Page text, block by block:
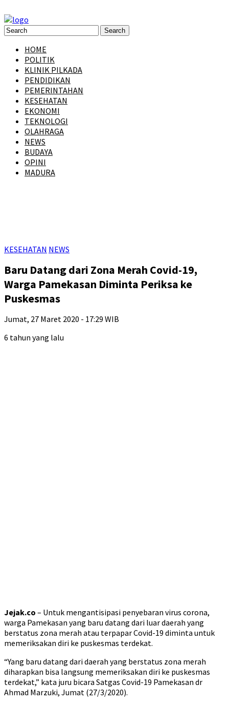
HOME
POLITIK
KLINIK PILKADA
PENDIDIKAN
PEMERINTAHAN
KESEHATAN
EKONOMI
TEKNOLOGI
OLAHRAGA
NEWS
BUDAYA
OPINI
MADURA
KESEHATAN NEWS
Baru Datang dari Zona Merah Covid-19,
Warga Pamekasan Diminta Periksa ke
Puskesmas
Jumat, 27 Maret 2020 - 17:29 WIB
6 tahun yang lalu
Jejak.co – Untuk mengantisipasi penyebaran virus corona,
warga Pamekasan yang baru datang dari luar daerah yang
berstatus zona merah atau terpapar Covid-19 diminta untuk
memeriksakan diri ke puskesmas terdekat.
“Yang baru datang dari daerah yang berstatus zona merah
diharapkan bisa langsung memeriksakan diri ke puskesmas
terdekat,” kata juru bicara Satgas Covid-19 Pamekasan dr
Ahmad Marzuki, Jumat (27/3/2020).